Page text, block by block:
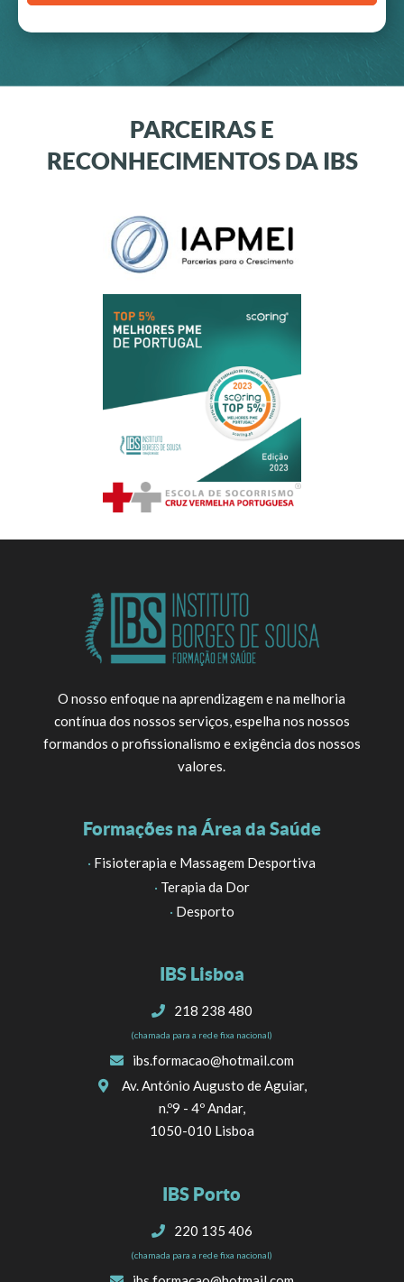
PARCEIRAS E
RECONHECIMENTOS DA IBS
O nosso enfoque na aprendizagem e na melhoria
contínua dos nossos serviços, espelha nos nossos
formandos o profissionalismo e exigência dos nossos
valores.
Formações na Área da Saúde
· Fisioterapia e Massagem Desportiva
· Terapia da Dor
· Desporto
IBS Lisboa
218 238 480
(chamada para a rede fixa nacional)
ibs.formacao@hotmail.com
Av. António Augusto de Aguiar,
n.º9 - 4º Andar,
1050-010 Lisboa
IBS Porto
220 135 406
(chamada para a rede fixa nacional)